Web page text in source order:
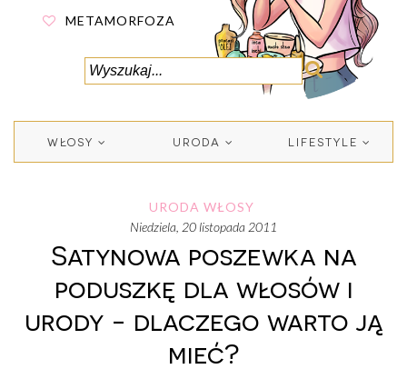
METAMORFOZA
WŁOSY URODA LIFESTYLE
URODA WŁOSY
niedziela, 20 listopada 2011
Satynowa poszewka na
poduszkę dla włosów i
urody - dlaczego warto ją
mieć?